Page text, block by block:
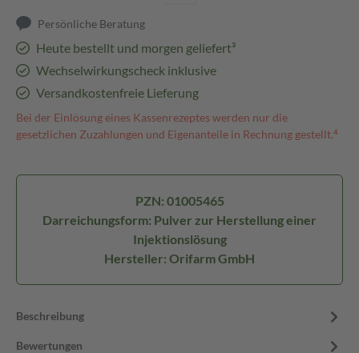
Persönliche Beratung
Heute bestellt und morgen geliefert³
Wechselwirkungscheck inklusive
Versandkostenfreie Lieferung
Bei der Einlösung eines Kassenrezeptes werden nur die
gesetzlichen Zuzahlungen und Eigenanteile in Rechnung gestellt.⁴
PZN: 01005465
Darreichungsform: Pulver zur Herstellung einer
Injektionslösung
Hersteller: Orifarm GmbH
Beschreibung
Bewertungen